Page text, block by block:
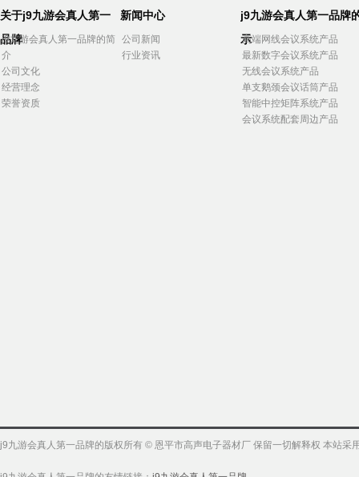
关于j9九游会真人第一
品牌
j9九游会真人第一品牌的简
介
公司文化
经营理念
荣誉资质
新闻中心
公司新闻
行业资讯
j9九游会真人第一品牌
示
高端网线会议系统产品
最新数字会议系统产品
无线会议系统产品
单支鹅颈会议话筒产品
智能中控矩阵系统产品
会议系统配套周边产品
j9九游会真人第一品牌的版权所有 © 恩平市高声电子器材厂 保留一切解释权 本站采